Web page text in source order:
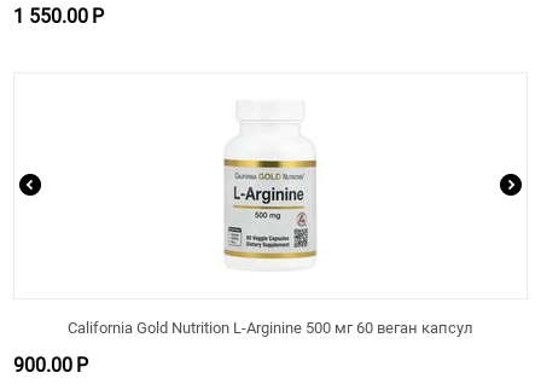
1 550.00 Р
California Gold Nutrition L-Arginine 500 мг 60 веган капсул
900.00 Р